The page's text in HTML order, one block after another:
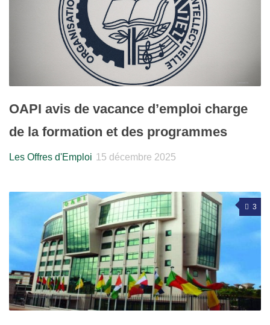
OAPI avis de vacance d’emploi charge
de la formation et des programmes
Les Offres d'Emploi 15 décembre 2025
3